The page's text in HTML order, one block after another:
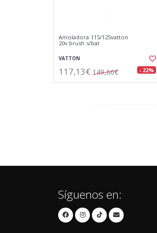
Amoladora 115/125vatton
20v.brush.s/bat
VATTON
117,13€ 149,66€ - 22%
Síguenos en: